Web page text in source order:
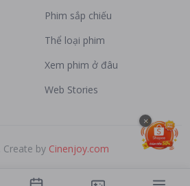
Phim sắp chiếu
Thể loại phim
Xem phim ở đâu
Web Stories
by Cinenjoy.com
×